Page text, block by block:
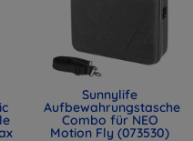
Sunnylife
Aufbewahrungstasche
Combo für NEO
Motion Fly (073530)